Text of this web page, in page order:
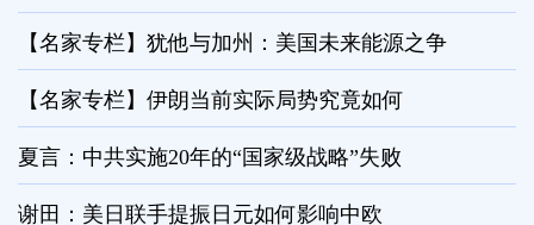
【名家专栏】犹他与加州：美国未来能源之争
【名家专栏】伊朗当前实际局势究竟如何
夏言：中共实施20年的“国家级战略”失败
谢田：美日联手提振日元如何影响中欧